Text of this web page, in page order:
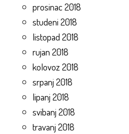
prosinac 2018
studeni 2018
listopad 2018
rujan 2018
kolovoz 2018
srpanj 2018
lipanj 2018
svibanj 2018
travanj 2018